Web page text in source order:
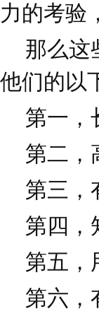
力的考验
那么这
他们的以
第一，
第二，
第三，
第四，
第五，
第六，